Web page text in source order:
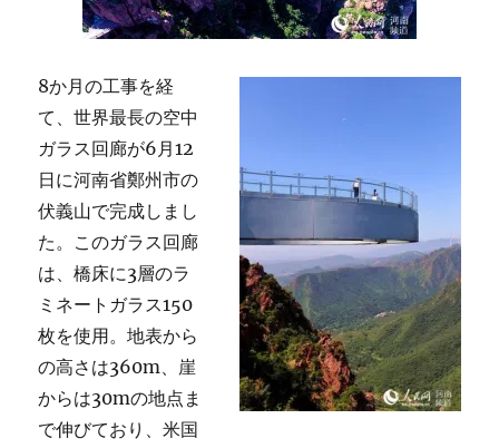
8か月の工事を経
て、世界最長の空中
ガラス回廊が6月12
日に河南省鄭州市の
伏義山で完成しまし
た。このガラス回廊
は、橋床に3層のラ
ミネートガラス150
枚を使用。地表から
の高さは360m、崖
からは30mの地点ま
で伸びており、米国